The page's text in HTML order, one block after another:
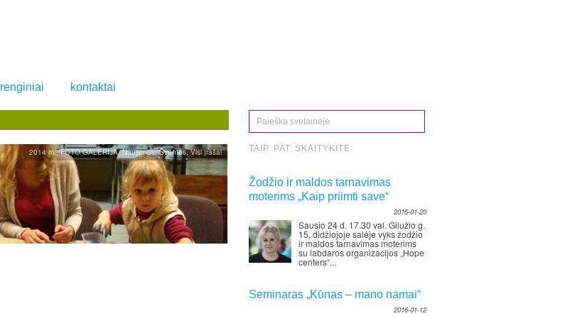
renginiai kontaktai
2014 m.,FOTO GALERIJA,Naujienos,Šventės,Visi įrašai TAIP PAT SKAITYKITE
Žodžio ir maldos tarnavimas
moterims „Kaip priimti save“
2016-01-20
Sausio 24 d. 17.30 val. Gilužio g.
15, didžiojoje salėje vyks žodžio
ir maldos tarnavimas moterims
su labdaros organizacijos „Hope
centers“...
Seminaras „Kūnas – mano namai“
2016-01-12